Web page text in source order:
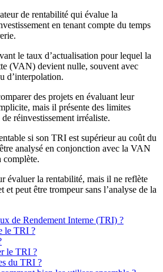
de rentabilité qui évalue la
en tenant compte du temps
le taux d’actualisation pour lequel la
(VAN) devient nulle, souvent avec
d’interpolation.
des projets en évaluant leur
mais il présente des limites
réinvestissement irréaliste.
si son TRI est supérieur au coût du
analysé en conjonction avec la VAN
complète.
évaluer la rentabilité, mais il ne reflète
et peut être trompeur sans l’analyse de la
de Rendement Interne (TRI) ?
le TRI ?
le TRI ?
du TRI ?